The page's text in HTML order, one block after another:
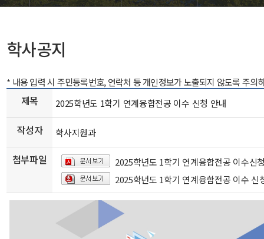
대학정보알림
정보공개
정보서비스안내
온라인민원센터
청렴행정
갑질신고센터
유실물 센터
SEOULTECH광장
대학공지사항
학사공지
장학공지
대학원공지
취업공지
대학입찰
채용정보
공모/외부행사
등록금심의위원회
코로나바이러스19 대응안내
재정위원회
학사공지
* 내용 입력 시 주민등록번호, 연락처 등 개인정보가 노출되지 않도록 주의
제목 2025학년도 1학기 연계융합전공 이수 신청 안내
작성자 학사지원과
첨부파일
2025학년도 1학기 연계융합전공 이수신
2025학년도 1학기 연계융합전공 이수